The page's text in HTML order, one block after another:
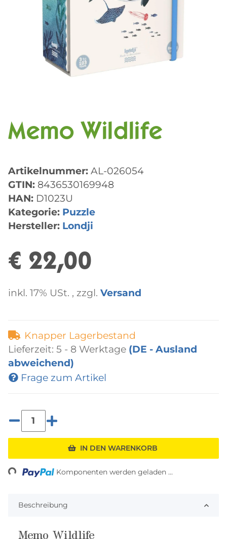
Memo Wildlife
Artikelnummer: AL-026054
GTIN: 8436530169948
HAN: D1023U
Kategorie: Puzzle
Hersteller: Londji
€ 22,00
inkl. 17% USt. , zzgl. Versand
Knapper Lagerbestand
Lieferzeit: 5 - 8 Werktage (DE - Ausland
abweichend)
Frage zum Artikel
IN DEN WARENKORB
Komponenten werden geladen ...
Beschreibung
Memo Wildlife